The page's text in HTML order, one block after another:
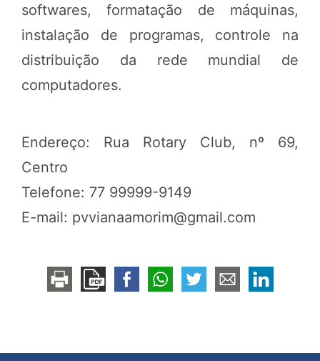
softwares, formatação de máquinas,
instalação de programas, controle na
distribuição da rede mundial de
computadores.
Endereço: Rua Rotary Club, nº 69,
Centro
Telefone: 77 99999-9149
E-mail: pvvianaamorim@gmail.com